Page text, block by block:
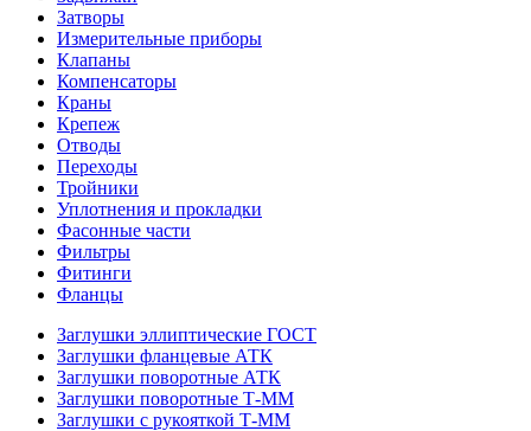
Затворы
Измерительные приборы
Клапаны
Компенсаторы
Краны
Крепеж
Отводы
Переходы
Тройники
Уплотнения и прокладки
Фасонные части
Фильтры
Фитинги
Фланцы
Заглушки эллиптические ГОСТ
Заглушки фланцевые АТК
Заглушки поворотные АТК
Заглушки поворотные Т-ММ
Заглушки с рукояткой Т-ММ